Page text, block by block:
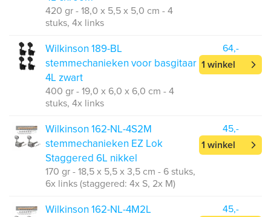
420 gr - 18,0 x 5,5 x 5,0 cm - 4
stuks, 4x links
Wilkinson 189-BL
stemmechanieken voor basgitaar
4L zwart
400 gr - 19,0 x 6,0 x 6,0 cm - 4
stuks, 4x links
64,-
1 winkel
Wilkinson 162-NL-4S2M
stemmechanieken EZ Lok
Staggered 6L nikkel
170 gr - 18,5 x 5,5 x 3,5 cm - 6 stuks,
6x links (staggered: 4x S, 2x M)
45,-
1 winkel
Wilkinson 162-NL-4M2L
45,-